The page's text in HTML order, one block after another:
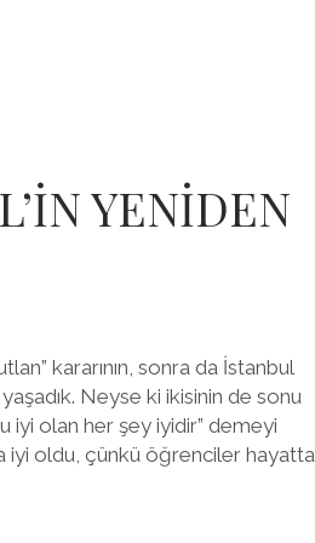
YENİDEN
kararının, sonra da İstanbul
Neyse ki ikisinin de sonu
iyi olan her şey iyidir” demeyi
iyi oldu, çünkü öğrenciler hayatta